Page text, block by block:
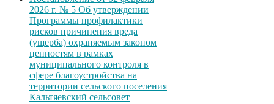
2026 г. № 5 Об утверждении
Программы профилактики
рисков причинения вреда
(ущерба) охраняемым законом
ценностям в рамках
муниципального контроля в
сфере благоустройства на
территории сельского поселения
Кальтяевский сельсовет